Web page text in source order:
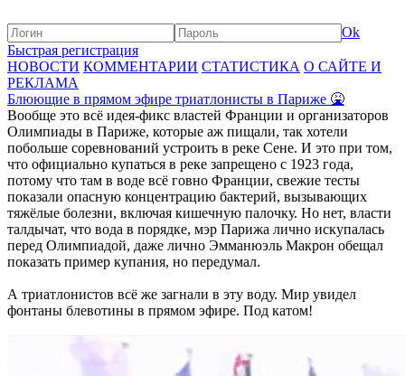
Ok
Быстрая регистрация
НОВОСТИ КОММЕНТАРИИ СТАТИСТИКА О САЙТЕ И
РЕКЛАМА
Блюющие в прямом эфире триатлонисты в Париже 🤮
Вообще это всё идея-фикс властей Франции и организаторов
Олимпиады в Париже, которые аж пищали, так хотели
побольше соревнований устроить в реке Сене. И это при том,
что официально купаться в реке запрещено с 1923 года,
потому что там в воде всё говно Франции, свежие тесты
показали опасную концентрацию бактерий, вызывающих
тяжёлые болезни, включая кишечную палочку. Но нет, власти
талдычат, что вода в порядке, мэр Парижа лично искупалась
перед Олимпиадой, даже лично Эмманюэль Макрон обещал
показать пример купания, но передумал.
А триатлонистов всё же загнали в эту воду. Мир увидел
фонтаны блевотины в прямом эфире. Под катом!